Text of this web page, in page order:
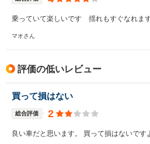
乗っていて楽しいです 揺れもすぐなれま
マオさん
評価の低いレビュー
買って損はない
総合評価 2
良い車だと思います。 買って損はないです